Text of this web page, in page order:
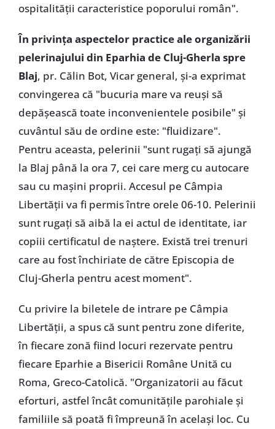
ospitalității caracteristice poporului român".
În privința aspectelor practice ale organizării
pelerinajului din Eparhia de Cluj-Gherla spre
Blaj, pr. Călin Bot, Vicar general, și-a exprimat
convingerea că "bucuria mare va reuși să
depășească toate inconvenientele posibile" și
cuvântul său de ordine este: "fluidizare".
Pentru aceasta, pelerinii "sunt rugați să ajungă
la Blaj până la ora 7, cei care merg cu autocare
sau cu mașini proprii. Accesul pe Câmpia
Libertății va fi permis între orele 06-10. Pelerinii
sunt rugați să aibă la ei actul de identitate, iar
copiii certificatul de naștere. Există trei trenuri
care au fost închiriate de către Episcopia de
Cluj-Gherla pentru acest moment".
Cu privire la biletele de intrare pe Câmpia
Libertății, a spus că sunt pentru zone diferite,
în fiecare zonă fiind locuri rezervate pentru
fiecare Eparhie a Bisericii Române Unită cu
Roma, Greco-Catolică. "Organizatorii au făcut
eforturi, astfel încât comunitățile parohiale și
familiile să poată fi împreună în același loc. Cu